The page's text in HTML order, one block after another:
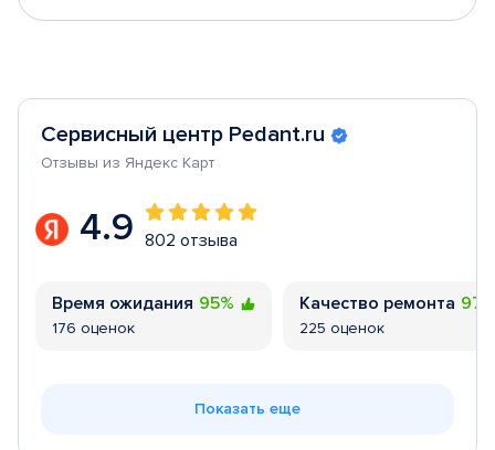
Сервисный центр Pedant.ru
Отзывы из Яндекс Карт
4.9 802 отзыва
Время ожидания 95%
176 оценок
Качество ремонта
225 оценок
Показать еще